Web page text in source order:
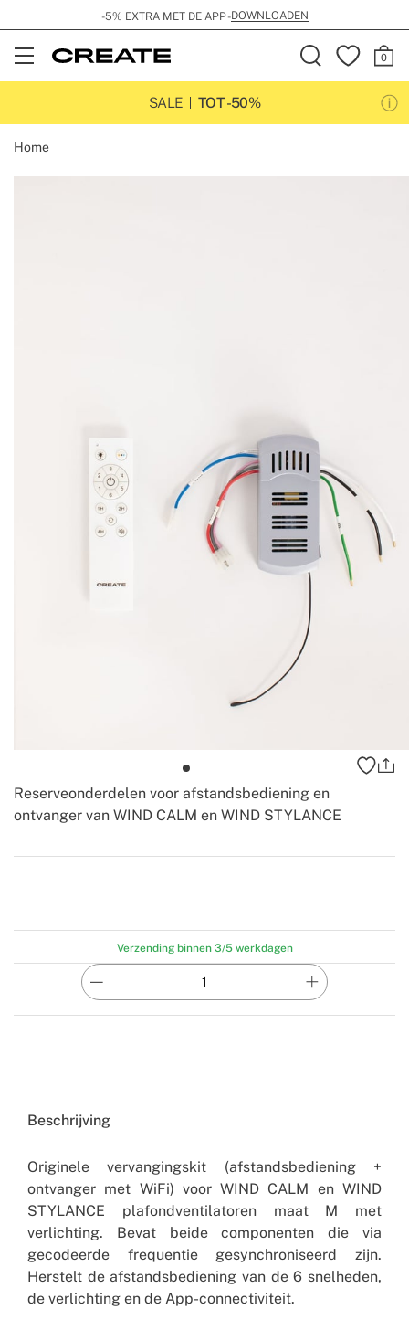
-5% EXTRA MET DE APP -DOWNLOADEN
Open
Menu
SALE
TOT -50%
Home
Reserveonderdelen voor afstandsbediening en
ontvanger van WIND CALM en WIND STYLANCE
Create
Verzending binnen 3/5 werkdagen
Beschrijving
Originele vervangingskit (afstandsbediening +
ontvanger met WiFi) voor WIND CALM en WIND
STYLANCE plafondventilatoren maat M met
verlichting. Bevat beide componenten die via
gecodeerde frequentie gesynchroniseerd zijn.
Herstelt de afstandsbediening van de 6 snelheden,
de verlichting en de App-connectiviteit.